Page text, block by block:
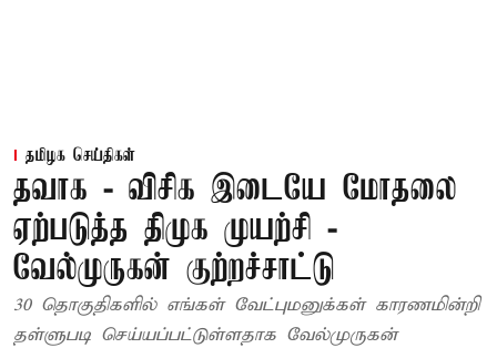
தமிழக செய்திகள்
தவாக - விசிக இடையே மோதலை
ஏற்படுத்த திமுக முயற்சி -
வேல்முருகன் குற்றச்சாட்டு
30 தொகுதிகளில் எங்கள் வேட்புமனுக்கள் காரணமின்றி
தள்ளுபடி செய்யப்பட்டுள்ளதாக வேல்முருகன்